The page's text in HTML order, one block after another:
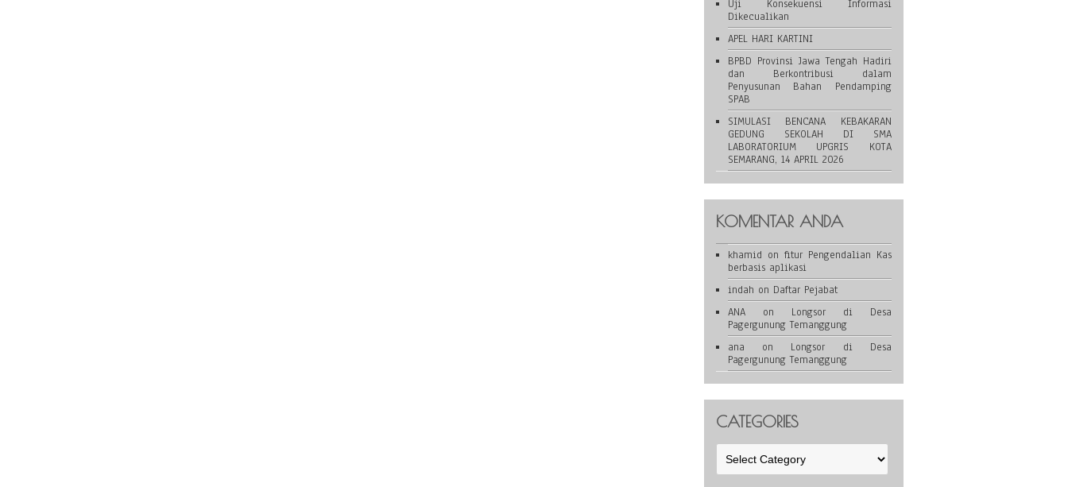
Uji Konsekuensi Informasi
Dikecualikan
APEL HARI KARTINI
BPBD Provinsi Jawa Tengah Hadiri
dan Berkontribusi dalam
Penyusunan Bahan Pendamping
SPAB
SIMULASI BENCANA KEBAKARAN
GEDUNG SEKOLAH DI SMA
LABORATORIUM UPGRIS KOTA
SEMARANG, 14 APRIL 2026
KOMENTAR ANDA
khamid on fitur Pengendalian Kas
berbasis aplikasi
indah on Daftar Pejabat
ANAon Longsor di Desa
Pagergunung Temanggung
ana on Longsor di Desa
Pagergunung Temanggung
CATEGORIES
Categories